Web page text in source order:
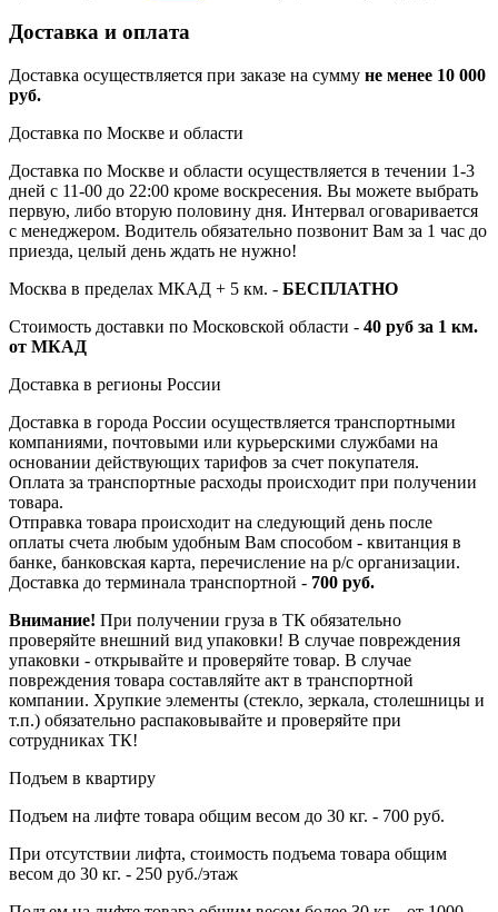
Доставка и оплата
Доставка осуществляется при заказе на сумму не менее 10 000
руб.
Доставка по Москве и области
Доставка по Москве и области осуществляется в течении 1-3
дней с 11-00 до 22:00 кроме воскресения. Вы можете выбрать
первую, либо вторую половину дня. Интервал оговаривается
с менеджером. Водитель обязательно позвонит Вам за 1 час до
приезда, целый день ждать не нужно!
Москва в пределах МКАД + 5 км. - БЕСПЛАТНО
Стоимость доставки по Московской области - 40 руб за 1 км.
от МКАД
Доставка в регионы России
Доставка в города России осуществляется транспортными
компаниями, почтовыми или курьерскими службами на
основании действующих тарифов за счет покупателя.
Оплата за транспортные расходы происходит при получении
товара.
Отправка товара происходит на следующий день после
оплаты счета любым удобным Вам способом - квитанция в
банке, банковская карта, перечисление на р/с организации.
Доставка до терминала транспортной - 700 руб.
Внимание! При получении груза в ТК обязательно
проверяйте внешний вид упаковки! В случае повреждения
упаковки - открывайте и проверяйте товар. В случае
повреждения товара составляйте акт в транспортной
компании. Хрупкие элементы (стекло, зеркала, столешницы и
т.п.) обязательно распаковывайте и проверяйте при
сотрудниках ТК!
Подъем в квартиру
Подъем на лифте товара общим весом до 30 кг. - 700 руб.
При отсутствии лифта, стоимость подъема товара общим
весом до 30 кг. - 250 руб./этаж